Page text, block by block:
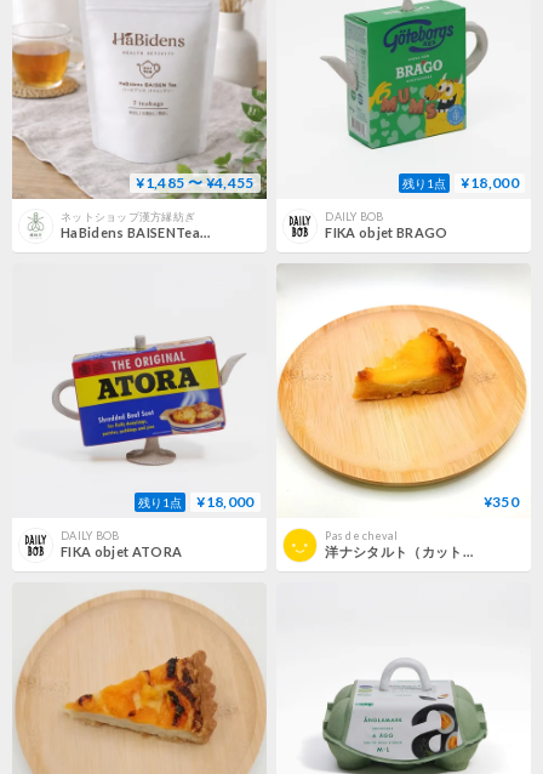
¥1,485 〜 ¥4,455
ネットショップ漢方縁紡ぎ
残り1点 ¥18,000
DAILY BOB
FIKA objet BRAGO
残り1点 ¥18,000
DAILY BOB
FIKA objet ATORA
¥350
Pas de cheval
洋ナシタルト（カット）